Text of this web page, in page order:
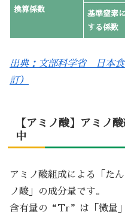
換算係数
基準窒素
する係数
出典：文部科学省 日本
訂）
【アミノ酸】アミノ
中
アミノ酸組成による「た
ノ酸」の成分量です。
含有量の“Tr”は「微量